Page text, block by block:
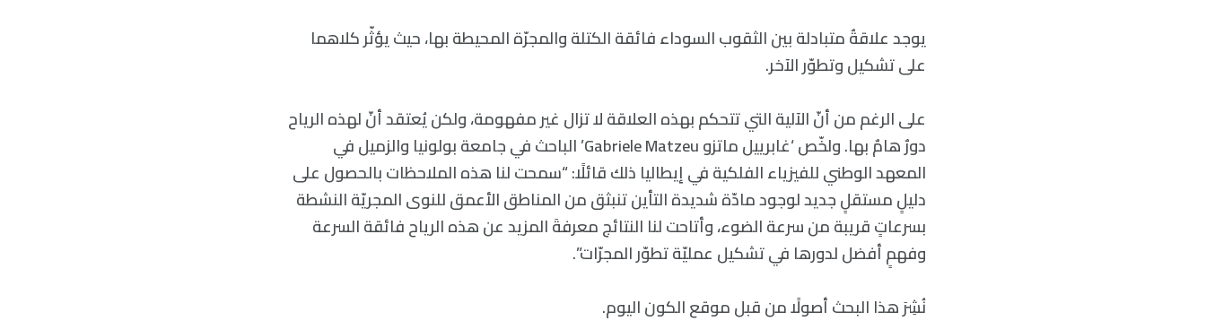
يوجد علاقةٌ متبادلة بين الثقوب السوداء فائقة الكتلة والمجرّة المحيطة بها، حيث يؤثّر كلاهما
على تشكيل وتطوّر الآخر.
على الرغم من أنّ الآلية التي تتحكم بهذه العلاقة لا تزال غير مفهومة، ولكن يُعتقد أنّ لهذه الرياح
دورٌ هامٌ بها. ولخّص ‘غابرييل ماتزو Gabriele Matzeu’ الباحث في جامعة بولونيا والزميل في
المعهد الوطني للفيزياء الفلكية في إيطاليا ذلك قائلًا: “سمحت لنا هذه الملاحظات بالحصول على
دليلٍ مستقلٍ جديد لوجود مادّة شديدة التأين تنبثق من المناطق الأعمق للنوى المجريّة النشطة
بسرعاتٍ قريبة من سرعة الضوء، وأتاحت لنا النتائج معرفةَ المزيد عن هذه الرياح فائقة السرعة
وفهمٍ أفضل لدورها في تشكيل عمليّة تطوّر المجرّات”.
نُشِرَ هذا البحث أصولًا من قبل موقع الكون اليوم.